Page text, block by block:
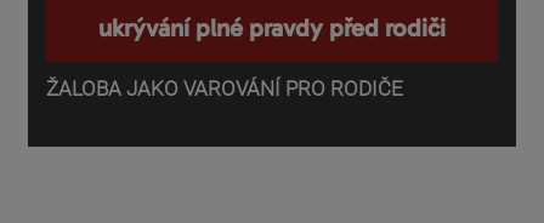
ukrývání plné pravdy před rodiči
ŽALOBA JAKO VAROVÁNÍ PRO RODIČE